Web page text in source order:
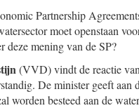
Partnership
moet openstaan
deze mening van de SP?
(VVD) vindt de reactie
De minister geeft aan
worden besteed aan de